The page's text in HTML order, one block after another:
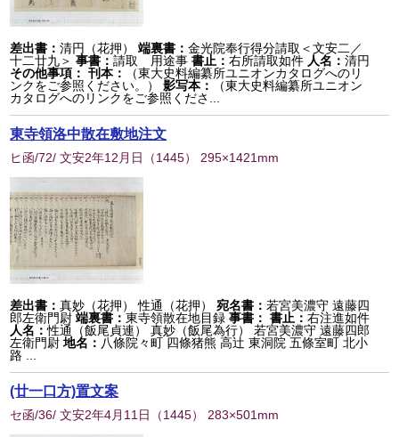
差出書：清円（花押） 端裏書：金光院奉行得分請取＜文安二／
十二廿九＞ 事書：請取 用途事書止：右所請取如件 人名：清円
その他事項： 刊本：
（東大史料編纂所ユニオンカタログへのリ
ンクをご参照ください。）
影写本：
（東大史料編纂所ユニオン
カタログへのリンクをご参照くださ...
東寺領洛中散在敷地注文
ヒ函/72/ 文安2年12月日 （1445） 295×1421mm
差出書：真妙（花押） 性通（花押） 宛名書：若宮美濃守 遠藤四
郎左衛門尉 端裏書：東寺領散在地目録 事書： 書止：右注進如件
人名：性通（飯尾貞連） 真妙（飯尾為行） 若宮美濃守 遠藤四郎
左衛門尉 地名： 八條院々町 四條猪熊 高辻 東洞院 五條室町 北小
路 ...
(廿一口方)置文案
セ函/36/ 文安2年4月11日 （1445） 283×501mm